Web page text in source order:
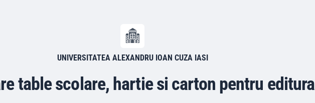
UNIVERSITATEA ALEXANDRU IOAN CUZA IASI
table scolare, hartie si carton pentru editura